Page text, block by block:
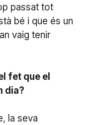
passat tot
bé i que és un
vaig tenir
fet que el
dia?
la seva